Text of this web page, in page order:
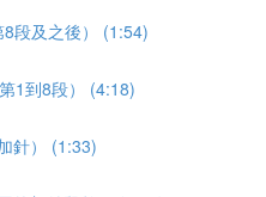
段及之後） (1:54)
1到8段） (4:18)
針） (1:33)